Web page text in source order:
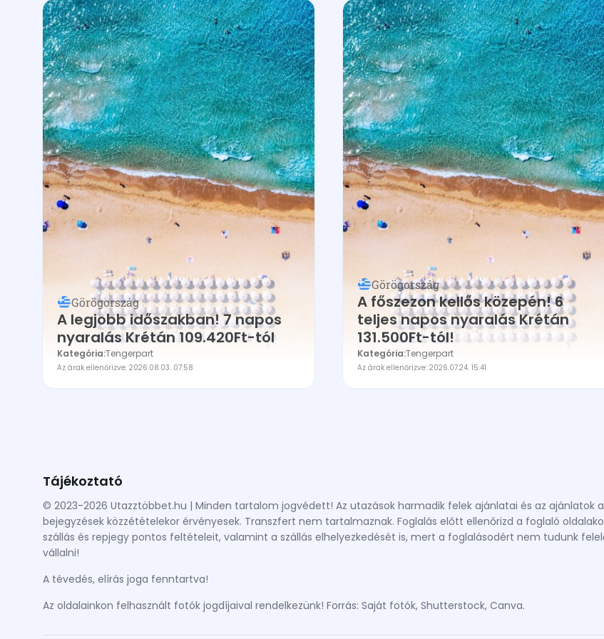
Görögország
A legjobb időszakban! 7 napos
nyaralás Krétán 109.420Ft-tól
Kategória:Tengerpart
Az árak ellenőrizve: 2026.08.03. 07:58
Görögország
A főszezon kellős közepén! 6
teljes napos nyaralás Krétán
131.500Ft-tól!
Kategória:Tengerpart
Az árak ellenőrizve: 2026.07.24. 15:41
Tájékoztató
© 2023-2026 Utazztöbbet.hu | Minden tartalom jogvédett! Az utazások harmadik felek ajánlatai és az ajánlatok a
bejegyzések közzétételekor érvényesek. Transzfert nem tartalmaznak. Foglalás előtt ellenőrizd a foglaló
szállás és repjegy pontos feltételeit, valamint a szállás elhelyezkedését is, mert a foglalásodért nem tudunk
vállalni!
A tévedés, elírás joga fenntartva!
Az oldalainkon felhasznált fotók jogdíjaival rendelkezünk! Forrás: Saját fotók, Shutterstock, Canva.